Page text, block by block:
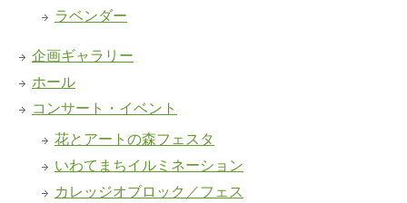
ラベンダー
企画ギャラリー
ホール
コンサート・イベント
花とアートの森フェスタ
いわてまちイルミネーション
カレッジオブロック／フェス